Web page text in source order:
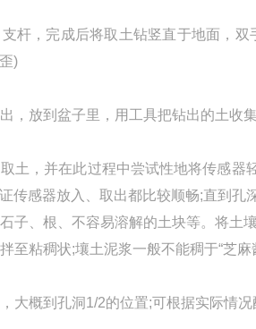
杆，完成后将取土钻竖直于地面，
)
，放到盆子里，用工具把钻出的土收
土，并在此过程中尝试性地将传感
传感器放入、取出都比较顺畅;直到孔
子、根、不容易溶解的土块等。将土
至粘稠状;壤土泥浆一般不能稠于“芝麻
大概到孔洞1/2的位置;可根据实际情况